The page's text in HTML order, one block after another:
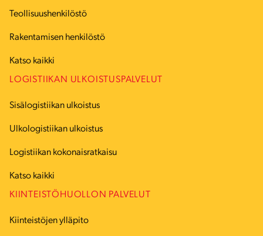
Teollisuushenkilöstö
Rakentamisen henkilöstö
Katso kaikki
LOGISTIIKAN ULKOISTUSPALVELUT
Sisälogistiikan ulkoistus
Ulkologistiikan ulkoistus
Logistiikan kokonaisratkaisu
Katso kaikki
KIINTEISTÖHUOLLON PALVELUT
Kiinteistöjen ylläpito